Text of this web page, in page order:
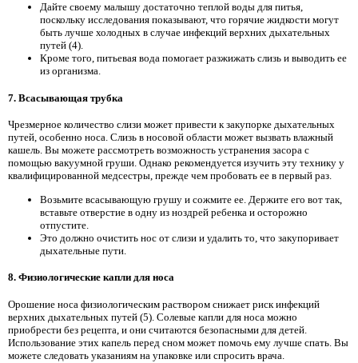
Дайте своему малышу достаточно теплой воды для питья,
поскольку исследования показывают, что горячие жидкости могут
быть лучше холодных в случае инфекций верхних дыхательных
путей (4).
Кроме того, питьевая вода помогает разжижать слизь и выводить ее
из организма.
7. Всасывающая трубка
Чрезмерное количество слизи может привести к закупорке дыхательных
путей, особенно носа. Слизь в носовой области может вызвать влажный
кашель. Вы можете рассмотреть возможность устранения засора с
помощью вакуумной груши. Однако рекомендуется изучить эту технику у
квалифицированной медсестры, прежде чем пробовать ее в первый раз.
Возьмите всасывающую грушу и сожмите ее. Держите его вот так,
вставьте отверстие в одну из ноздрей ребенка и осторожно
отпустите.
Это должно очистить нос от слизи и удалить то, что закупоривает
дыхательные пути.
8. Физиологические капли для носа
Орошение носа физиологическим раствором снижает риск инфекций
верхних дыхательных путей (5). Солевые капли для носа можно
приобрести без рецепта, и они считаются безопасными для детей.
Использование этих капель перед сном может помочь ему лучше спать. Вы
можете следовать указаниям на упаковке или спросить врача.